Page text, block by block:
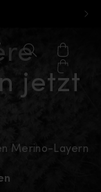
von
Suchen
jetzt
Merino-Layern